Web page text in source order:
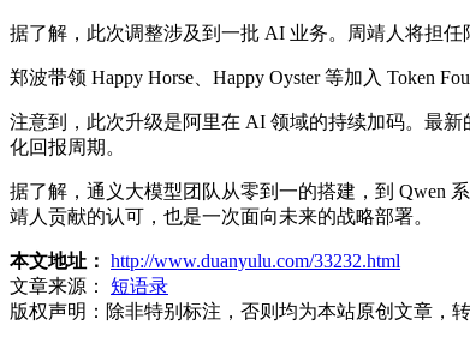
据了解，此次调整涉及到一批 AI 业务。周靖人将担
郑波带领 Happy Horse、Happy Oyster 等加入 Token
注意到，此次升级是阿里在 AI 领域的持续加码。最
化回报周期。
据了解，通义大模型团队从零到一的搭建，到 Qwen
靖人贡献的认可，也是一次面向未来的战略部署。
本文地址： http://www.duanyulu.com/33232.html
文章来源：
短语录
版权声明： 除非特别标注，否则均为本站原创文章，